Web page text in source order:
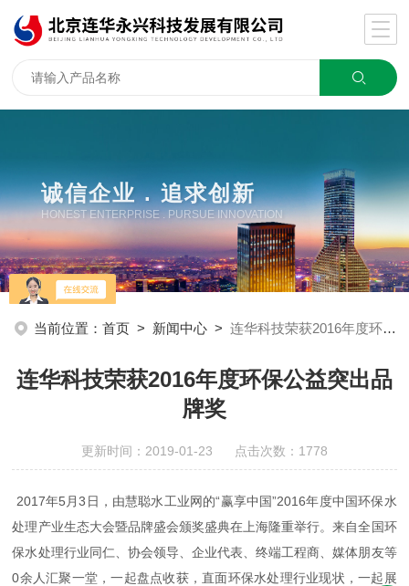
诚信企业 . 追求创新
HONEST ENTERPRISE . PURSUE INNOVATION
当前位置：首页 > 新闻中心 >连华科技荣获2016年度环保公益突出品牌奖
连华科技荣获2016年度环保公益突出品
牌奖
更新时间：2019-01-23 点击次数：1778
2017年5月3日，由慧聪水工业网的“赢享中国”2016年度中国环保水
处理产业生态大会暨品牌盛会颁奖盛典在上海隆重举行。来自全国环
保水处理行业同仁、协会领导、企业代表、终端工程商、媒体朋友等
0余人汇聚一堂，一起盘点收获，直面环保水处理行业现状，一起展